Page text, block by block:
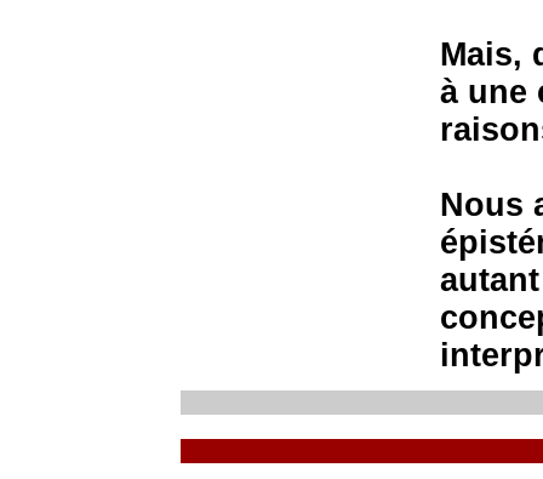
Mais,
à une
Nous